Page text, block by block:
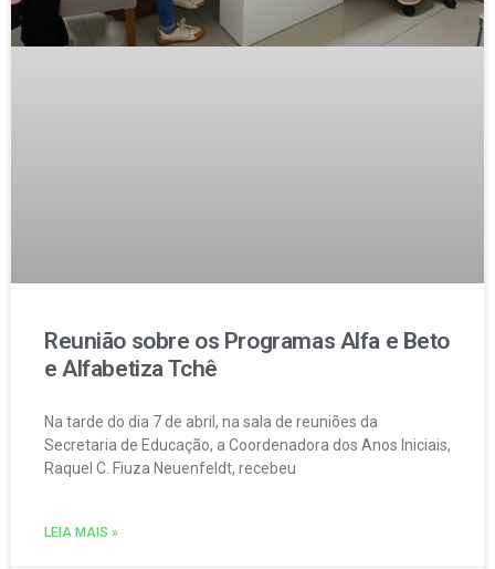
Reunião sobre os Programas Alfa e Beto
e Alfabetiza Tchê
Na tarde do dia 7 de abril, na sala de reuniões da
Secretaria de Educação, a Coordenadora dos Anos Iniciais,
Raquel C. Fiuza Neuenfeldt, recebeu
LEIA MAIS »